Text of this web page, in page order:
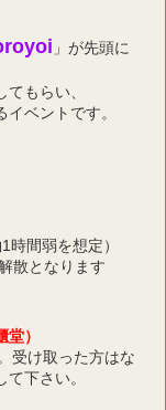
」が先頭に
もらい、
ベントです。
間弱を想定）
散となります
）
受け取った方はな
下さい。